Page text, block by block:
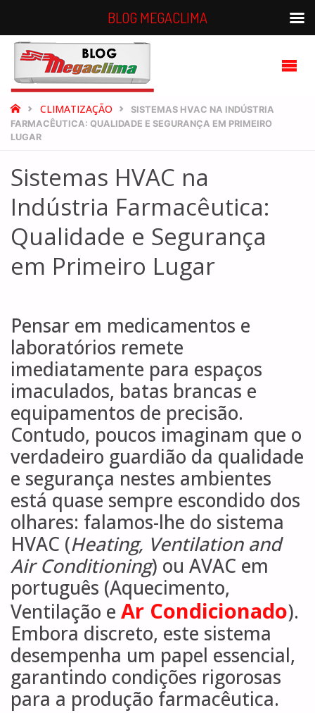
HOMECLIMATIZAÇÃO
SISTEMAS HVAC NA INDÚSTRIA
FARMACÊUTICA: QUALIDADE E SEGURANÇA EM PRIMEIRO
LUGAR
Sistemas HVAC na
Indústria Farmacêutica:
Qualidade e Segurança
em Primeiro Lugar
Pensar em medicamentos e
laboratórios remete
imediatamente para espaços
imaculados, batas brancas e
equipamentos de precisão.
Contudo, poucos imaginam que o
verdadeiro guardião da qualidade
e segurança nestes ambientes
está quase sempre escondido dos
olhares: falamos-lhe do sistema
HVAC (Heating, Ventilation and
Air Conditioning) ou AVAC em
português (Aquecimento,
Ventilação e Ar Condicionado).
Embora discreto, este sistema
desempenha um papel essencial,
garantindo condições rigorosas
para a produção farmacêutica.
BLOG MEGACLIMA